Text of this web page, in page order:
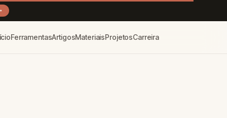
FerramentasArtigosMateriaisProjetosCarreira